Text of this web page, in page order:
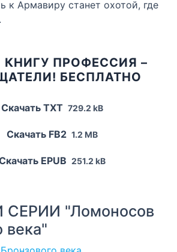
к Армавиру станет охотой, где
КНИГУ ПРОФЕССИЯ –
БЕСПЛАТНО
Скачать TXT 729.2 kB
Скачать FB2 1.2 MB
EPUB 251.2 kB
"Ломоносов
века"